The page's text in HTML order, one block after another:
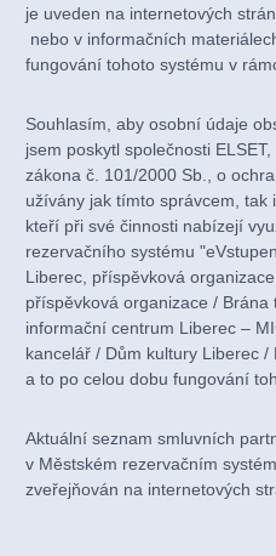
je uveden na internetových
nebo v informačních
fungování tohoto systému v
Souhlasím, aby osobní údaje
jsem poskytl společnosti
zákona č. 101/2000 Sb., o
užívány jak tímto správcem, tak
kteří při své činnosti nabízejí
rezervačního systému
Liberec, příspěvková
příspěvková organizace /
informační centrum Liberec –
kancelář / Dům kultury Liberec /
a to po celou dobu fungování
Aktuální seznam smluvních
v Městském rezervačním
zveřejňován na internetových